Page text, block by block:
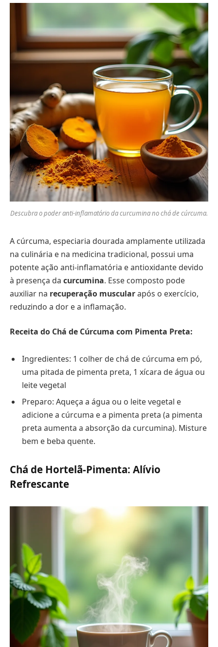
Descubra o poder anti-inflamatório da curcumina no chá de cúrcuma.
A cúrcuma, especiaria dourada amplamente utilizada
na culinária e na medicina tradicional, possui uma
potente ação anti-inflamatória e antioxidante devido
à presença da curcumina. Esse composto pode
auxiliar na recuperação muscularapós o exercício,
reduzindo a dor e a inflamação.
Receita do Chá de Cúrcuma com Pimenta Preta:
Ingredientes: 1 colher de chá de cúrcuma em pó,
uma pitada de pimenta preta, 1 xícara de água ou
leite vegetal
Preparo: Aqueça a água ou o leite vegetal e
adicione a cúrcuma e a pimenta preta (a pimenta
preta aumenta a absorção da curcumina). Misture
bem e beba quente.
Chá de Hortelã-Pimenta: Alívio
Refrescante